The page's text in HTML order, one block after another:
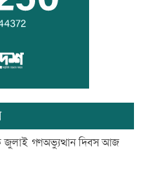
আজকের যত খেলা
যেসব মার্কেট-দর্শনীয় স্থান
জুলাই গণঅভ্যুত্থান দিবস আজ